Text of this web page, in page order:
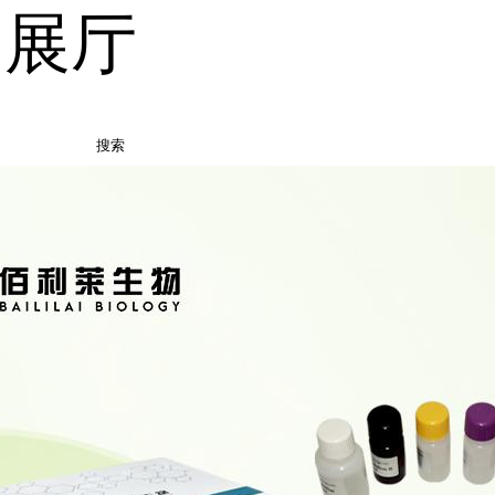
厅
搜索